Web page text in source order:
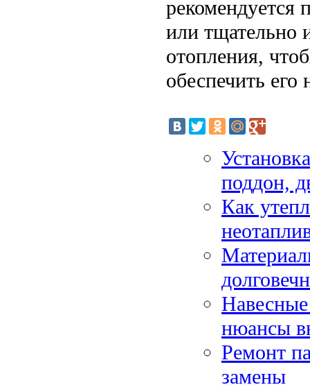
рекомендуется
или тщательно
отопления,
обеспечить
поддон,
Как
нюансы
Ремонт
замены